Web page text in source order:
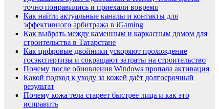
точно понравились и приехали вовремя
Как найти актуальные каналы и контакты для
эффективного арбитража в iGaming
Как выбрать между каменным и каркасным домом для
строительства в Татарстане
Как цифровые двойники ускоряют прохождение
госэкспертизы и сокращают затраты на строительство
Почему после обновления Windows пропала активация
Какой подход к уходу за кожей даёт долгосрочный
результат
Почему кожа тела стареет быстрее лица и как это
исправить